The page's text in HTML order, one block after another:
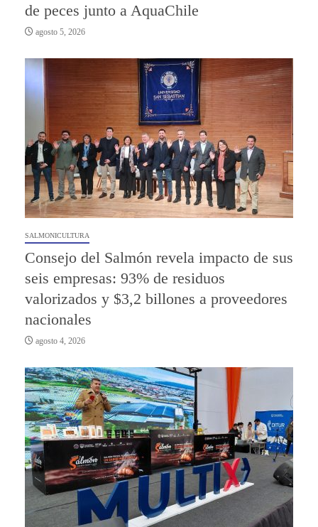
de peces junto a AquaChile
agosto 5, 2026
SALMONICULTURA
Consejo del Salmón revela impacto de sus
seis empresas: 93% de residuos
valorizados y $3,2 billones a proveedores
nacionales
agosto 4, 2026